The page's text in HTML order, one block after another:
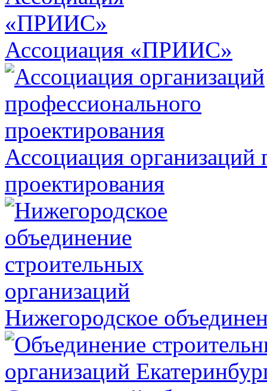
Ассоциация «ПРИИС»
Ассоциация организаций
проектирования
Нижегородское